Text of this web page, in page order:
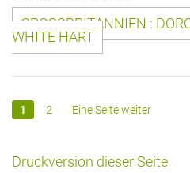
Impressum
GROSSBRITANNIEN :
WHITE HART
1 2 Eine Seite weiter
Druckversion dieser Seite